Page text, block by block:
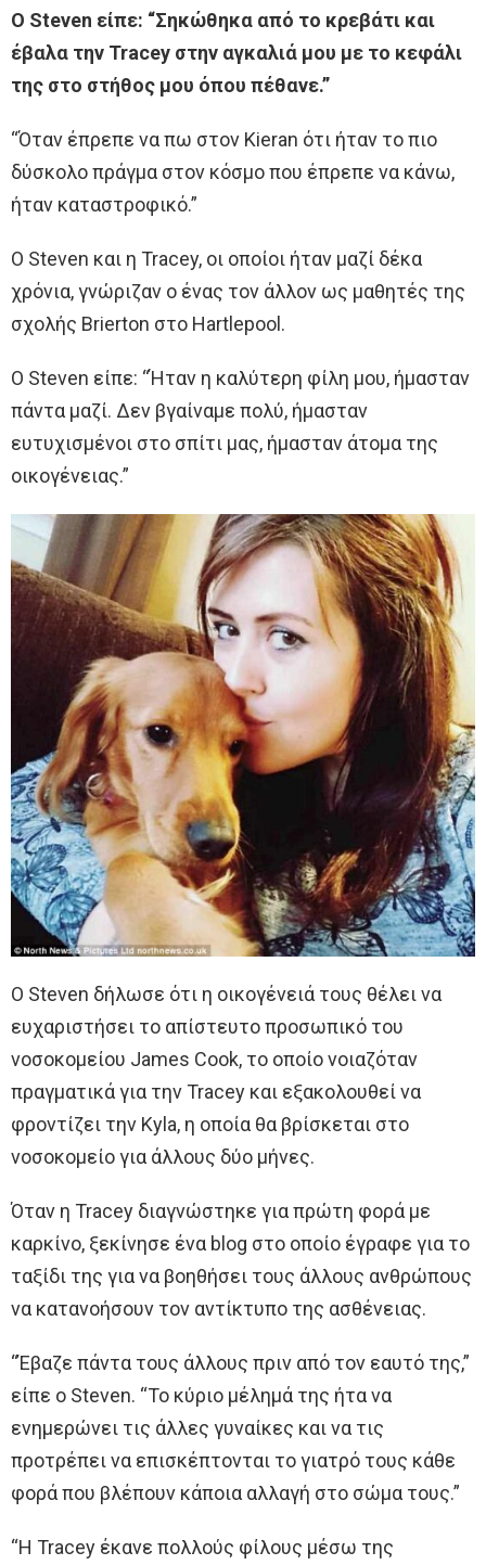
Ο Steven είπε: “Σηκώθηκα από το κρεβάτι και
έβαλα την Tracey στην αγκαλιά μου με το κεφάλι
της στο στήθος μου όπου πέθανε.”
“Όταν έπρεπε να πω στον Kieran ότι ήταν το πιο
δύσκολο πράγμα στον κόσμο που έπρεπε να κάνω,
ήταν καταστροφικό.”
Ο Steven και η Tracey, οι οποίοι ήταν μαζί δέκα
χρόνια, γνώριζαν ο ένας τον άλλον ως μαθητές της
σχολής Brierton στο Hartlepool.
Ο Steven είπε: “Ήταν η καλύτερη φίλη μου, ήμασταν
πάντα μαζί. Δεν βγαίναμε πολύ, ήμασταν
ευτυχισμένοι στο σπίτι μας, ήμασταν άτομα της
οικογένειας.”
Ο Steven δήλωσε ότι η οικογένειά τους θέλει να
ευχαριστήσει το απίστευτο προσωπικό του
νοσοκομείου James Cook, το οποίο νοιαζόταν
πραγματικά για την Tracey και εξακολουθεί να
φροντίζει την Kyla, η οποία θα βρίσκεται στο
νοσοκομείο για άλλους δύο μήνες.
Όταν η Tracey διαγνώστηκε για πρώτη φορά με
καρκίνο, ξεκίνησε ένα blog στο οποίο έγραφε για το
ταξίδι της για να βοηθήσει τους άλλους ανθρώπους
να κατανοήσουν τον αντίκτυπο της ασθένειας.
“Έβαζε πάντα τους άλλους πριν από τον εαυτό της,”
είπε ο Steven. “Το κύριο μέλημά της ήτα να
ενημερώνει τις άλλες γυναίκες και να τις
προτρέπει να επισκέπτονται το γιατρό τους κάθε
φορά που βλέπουν κάποια αλλαγή στο σώμα τους.”
“Η Tracey έκανε πολλούς φίλους μέσω της